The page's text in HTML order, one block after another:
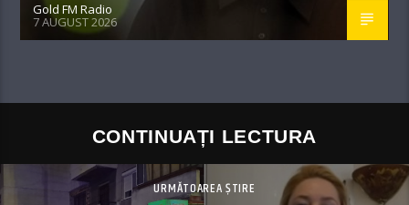
Gold FM Radio
7 AUGUST 2026
CONTINUAȚI LECTURA
URMĂTOAREA ȘTIRE